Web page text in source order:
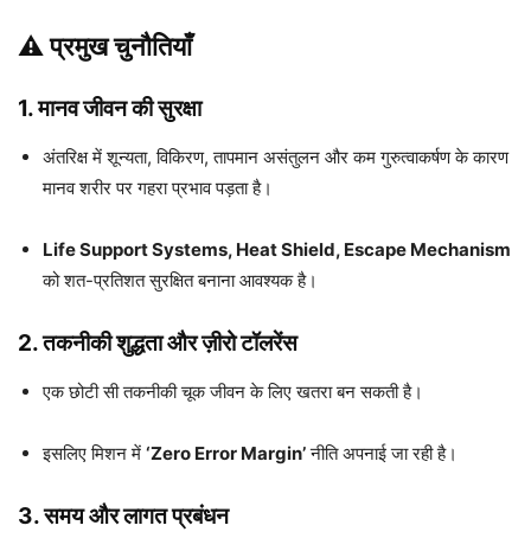
⚠️ प्रमुख चुनौतियाँ
1. मानव जीवन की सुरक्षा
अंतरिक्ष में शून्यता, विकिरण, तापमान असंतुलन और कम गुरुत्वाकर्षण के कारण
मानव शरीर पर गहरा प्रभाव पड़ता है।
Life Support Systems, Heat Shield, Escape Mechanism
को शत-प्रतिशत सुरक्षित बनाना आवश्यक है।
2. तकनीकी शुद्धता और ज़ीरो टॉलरेंस
एक छोटी सी तकनीकी चूक जीवन के लिए खतरा बन सकती है।
इसलिए मिशन में ‘Zero Error Margin’नीति अपनाई जा रही है।
3. समय और लागत प्रबंधन